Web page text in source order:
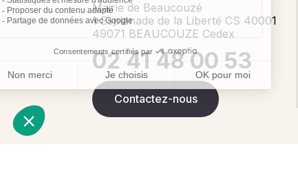
Mairie de Beaucouzé
1 Esplanade de la Liberté CS 40001
49071 BEAUCOUZE Cedex
02 41 48 00 53
Contactez-nous